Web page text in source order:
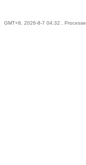
GMT+8, 2026-8-7 04:32 ,